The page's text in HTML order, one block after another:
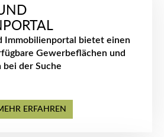
Immobilienportal bietet einen
Gewerbeflächen und
der Suche
ERFAHREN